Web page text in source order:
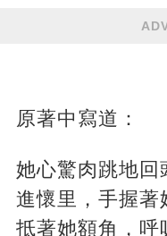
原著中寫道：
她心驚肉跳地回
進懷里，手握著
抵著她額角，呼